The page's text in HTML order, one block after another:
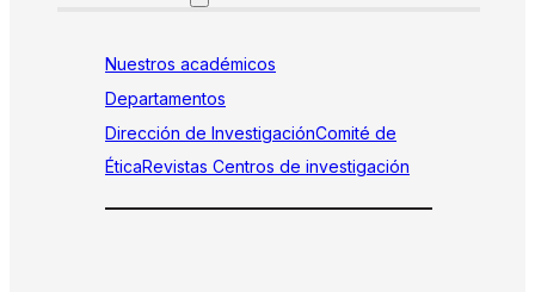
Nuestros académicos
Departamentos
Dirección de InvestigaciónComité de
ÉticaRevistas Centros de investigación